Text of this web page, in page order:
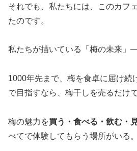
それでも、私たちには、このカフ
たのです。
私たちが描いている「梅の未来
1000年先まで、梅を食卓に届け続
で目指すなら、梅干しを売るだけ
梅の魅力を買う・食べる・飲む・
べてで体験してもらう場所がいる。